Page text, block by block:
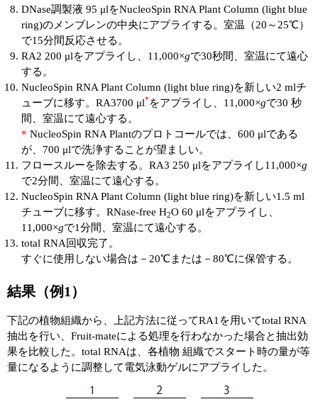
プロトコール集
ユーザーズボイス集
動画ライブラリー
Q&A
DNase調製液 95 μlをNucleoSpin RNA Plant Column (light blue
ring)のメンブレンの中央にアプライする。室温（20～25℃）
で15分間反応させる。
RA2 200 μlをアプライし、11,000×gで30秒間、室温にて遠心
する。
NucleoSpin RNA Plant Column (light blue ring)を新しい2 mlチ
ューブに移す。RA3700 μl* をアプライし、11,000×gで30 秒
間、室温にて遠心する。
* NucleoSpin RNA Plantのプロトコールでは、600 μlである
が、700 μlで洗浄することが望ましい。
フロースルーを除去する。RA3 250 μlをアプライし11,000×g
で2分間、室温にて遠心する。
NucleoSpin RNA Plant Column (light blue ring)を新しい1.5 ml
チューブに移す。RNase-free H2O 60 μlをアプライし、
11,000×gで1分間、室温にて遠心する。
total RNA回収完了。
すぐに使用しない場合は－20℃または－80℃に保管する。
結果（例1）
下記の植物組織から、上記方法に従ってRA1を用いてtotal RNA
抽出を行い、Fruit-mateによる処理を行わなかった場合と抽出効
果を比較した。total RNAは、各植物 組織でスタート時の量が等
量になるように調整して電気泳動ゲルにアプライした。